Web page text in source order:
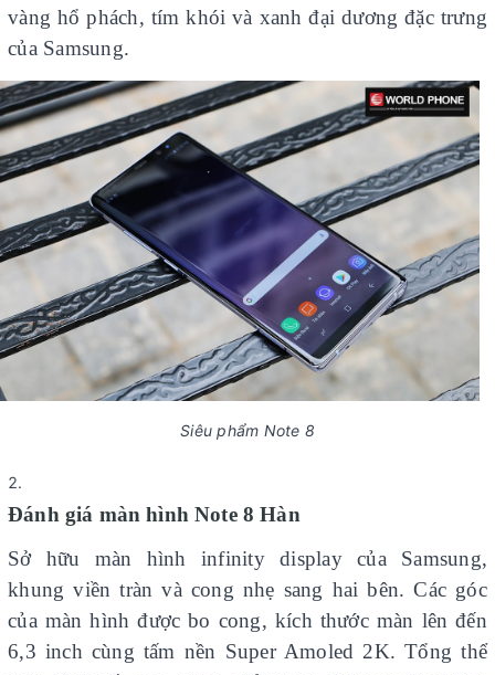
vàng hổ phách, tím khói và xanh đại dương đặc trưng
của Samsung.
Siêu phẩm Note 8
Đánh giá màn hình Note 8 Hàn
Sở hữu màn hình infinity display của Samsung,
khung viền tràn và cong nhẹ sang hai bên. Các góc
của màn hình được bo cong, kích thước màn lên đến
6,3 inch cùng tấm nền Super Amoled 2K. Tổng thể